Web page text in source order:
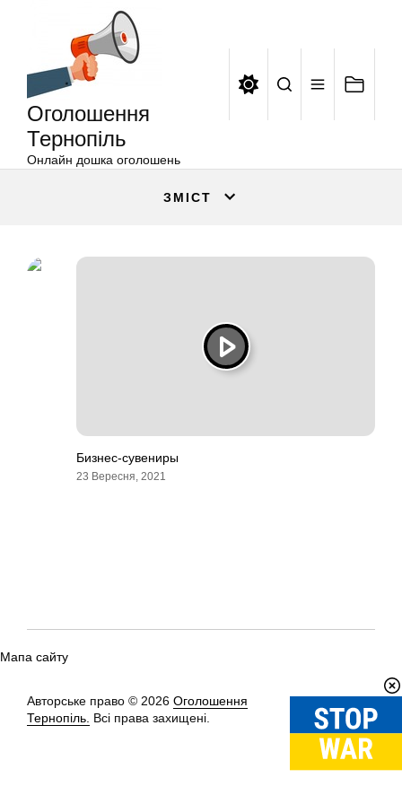
Оголошення
Тернопіль
Онлайн дошка оголошень
ЗМІСТ
Бизнес-сувениры
23 Вересня, 2021
Мапа сайту
Авторське право © 2026 Оголошення
Тернопіль. Всі права захищені.
Вгору↑